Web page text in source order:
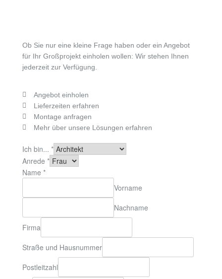
Ob Sie nur eine kleine Frage haben oder ein Angebot
für Ihr Großprojekt einholen wollen: Wir stehen Ihnen
jederzeit zur Verfügung.
Angebot einholen
Lieferzeiten erfahren
Montage anfragen
Mehr über unsere Lösungen erfahren
Ich bin... *
Anrede *
Name *
Vorname
Nachname
Firma
Straße und Hausnummer
Postleitzahl